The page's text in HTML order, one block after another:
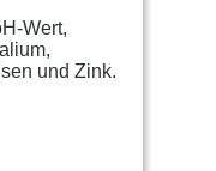
Wert,
und Zink.